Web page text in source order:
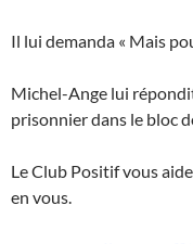
Il lui demanda « Mais
Michel-Ange lui
prisonnier dans le bloc
Le Club Positif vous
en vous.